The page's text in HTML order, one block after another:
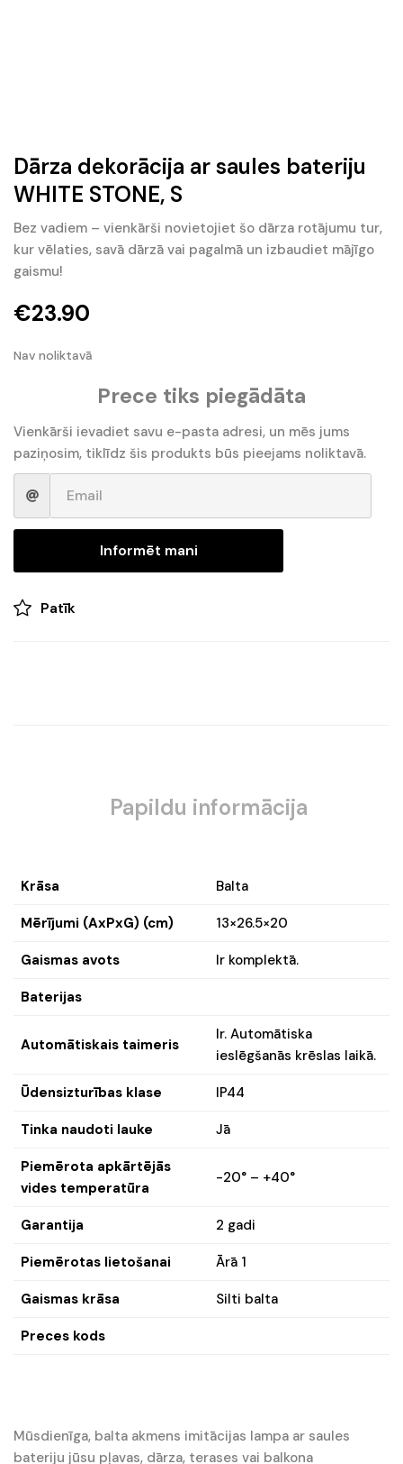
Dārza dekorācija ar saules bateriju
WHITE STONE, S
Bez vadiem – vienkārši novietojiet šo dārza rotājumu tur,
kur vēlaties, savā dārzā vai pagalmā un izbaudiet mājīgo
gaismu!
€23.90
Nav noliktavā
Prece tiks piegādāta
Vienkārši ievadiet savu e-pasta adresi, un mēs jums
paziņosim, tiklīdz šis produkts būs pieejams noliktavā.
Informēt mani
Patīk
Papildu informācija
Krāsa Balta
Mērījumi (AxPxG) (cm) 13×26.5×20
Gaismas avots Ir komplektā.
Baterijas
Automātiskais taimeris
Ir. Automātiska
ieslēgšanās krēslas laikā.
Ūdensizturības klase IP44
Tinka naudoti lauke Jā
Piemērota apkārtējās
vides temperatūra
-20° – +40°
Garantija 2 gadi
Piemērotas lietošanai Ārā 1
Gaismas krāsa Silti balta
Preces kods
Mūsdienīga, balta akmens imitācijas lampa ar saules
bateriju jūsu pļavas, dārza, terases vai balkona